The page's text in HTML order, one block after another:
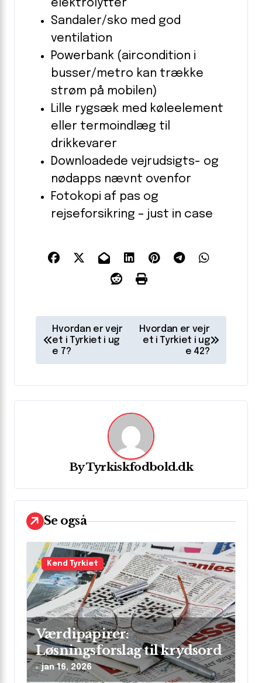
elektrolytter
Sandaler/sko med god
ventilation
Powerbank (aircondition i
busser/metro kan trække
strøm på mobilen)
Lille rygsæk med køleelement
eller termoindlæg til
drikkevarer
Downloadede vejrudsigts- og
nødapps nævnt ovenfor
Fotokopi af pas og
rejseforsikring – just in case
n
d
l
æ
v
i
g
a
t
i
o
n
Hvordan er vejr
et i Tyrkiet i ug
e 7?
Hvordan er vejr
et i Tyrkiet i ug
e 42?
ByTyrkiskfodbold.dk
Se også
Kend Tyrkiet
Værdipapirer:
Løsningsforslag til krydsord
jan 16, 2026